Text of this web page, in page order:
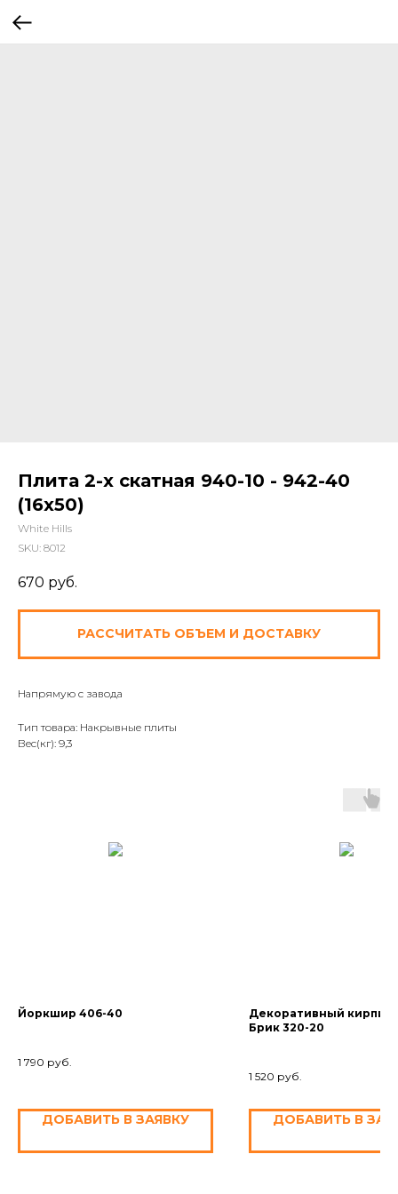
Плита 2-х скатная 940-10 - 942-40
(16x50)
White Hills
SKU: 8012
670 руб.
РАССЧИТАТЬ ОБЪЕМ И ДОСТАВКУ
Напрямую с завода
Тип товара: Накрывные плиты
Вес(кг): 9,3
Йоркшир 406-40
1 790 руб.
ДОБАВИТЬ В ЗАЯВКУ
Декоративный кирпич
Брик 320-20
1 520 руб.
ДОБАВИТЬ В